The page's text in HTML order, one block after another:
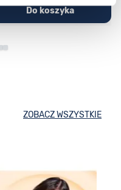
Do koszyka
ZOBACZ WSZYSTKIE